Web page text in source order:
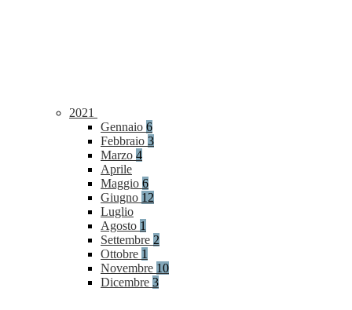
2021
Gennaio 6
Febbraio 3
Marzo 4
Aprile
Maggio 6
Giugno 12
Luglio
Agosto 1
Settembre 2
Ottobre 1
Novembre 10
Dicembre 3